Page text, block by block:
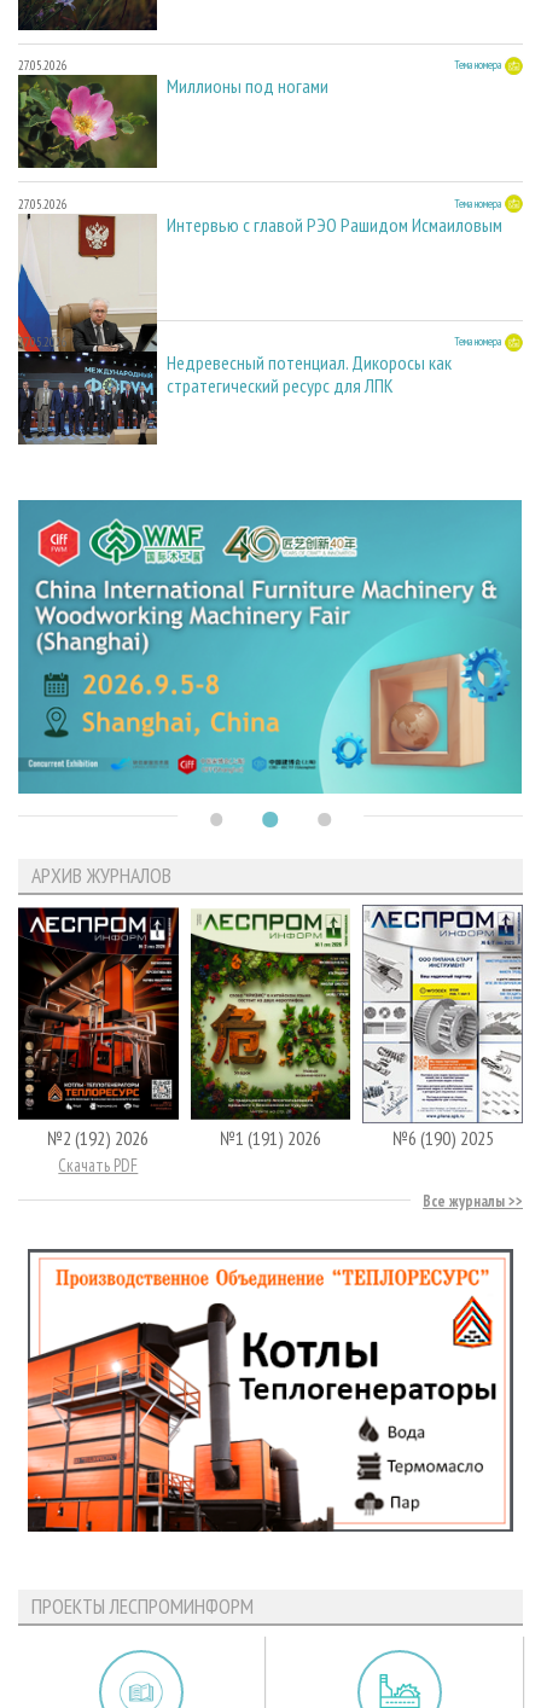
27.05.2026 Тема номера
Миллионы под ногами
27.05.2026 Тема номера
Интервью с главой РЭО Рашидом Исмаиловым
27.05.2026 Тема номера
Недревесный потенциал. Дикоросы как
стратегический ресурс для ЛПК
АРХИВ ЖУРНАЛОВ
№2 (192) 2026
Скачать PDF
№1 (191) 2026 №6 (190) 2025
Все журналы
ПРОЕКТЫ ЛЕСПРОМИНФОРМ